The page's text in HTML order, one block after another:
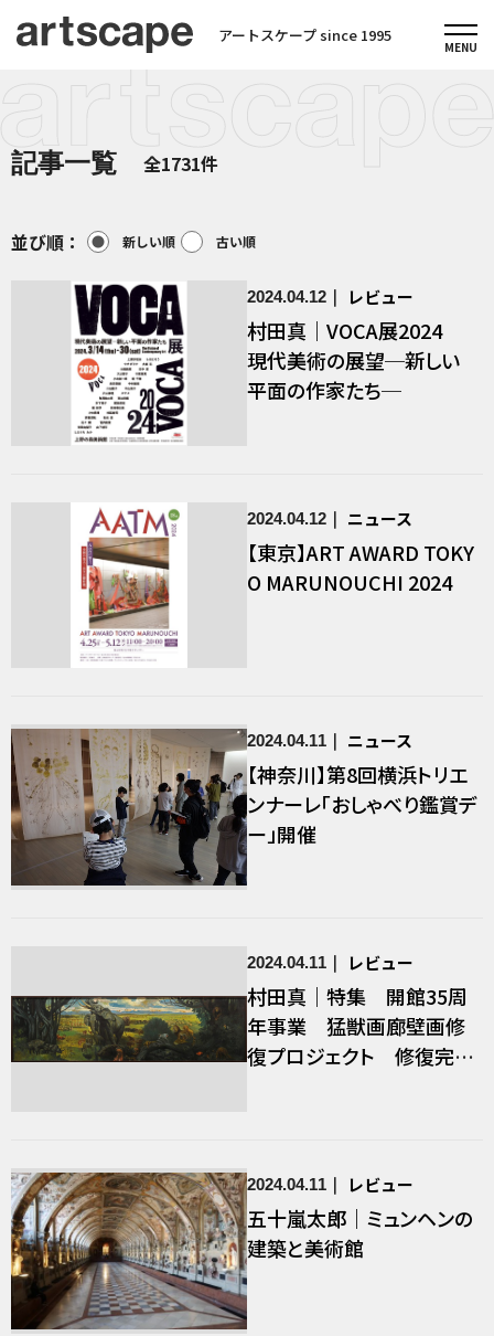
アートスケープ since 1995
記事一覧 全1731件
並び順： 新しい順 古い順
2024.04.12 レビュー
村田真｜VOCA展2024
現代美術の展望─新しい
平面の作家たち─
2024.04.12 ニュース
【東京】ART AWARD TOKY
O MARUNOUCHI 2024
2024.04.11 ニュース
【神奈川】第8回横浜トリエ
ンナーレ「おしゃべり鑑賞デ
ー」開催
2024.04.11 レビュー
村田真｜特集 開館35周
年事業 猛獣画廊壁画修
復プロジェクト 修復完了
2024.04.11 レビュー
五十嵐太郎｜ミュンヘンの
建築と美術館